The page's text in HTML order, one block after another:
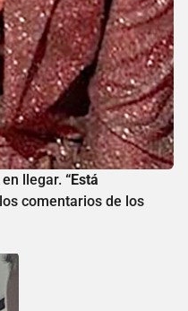
llegar. “Está
comentarios de los